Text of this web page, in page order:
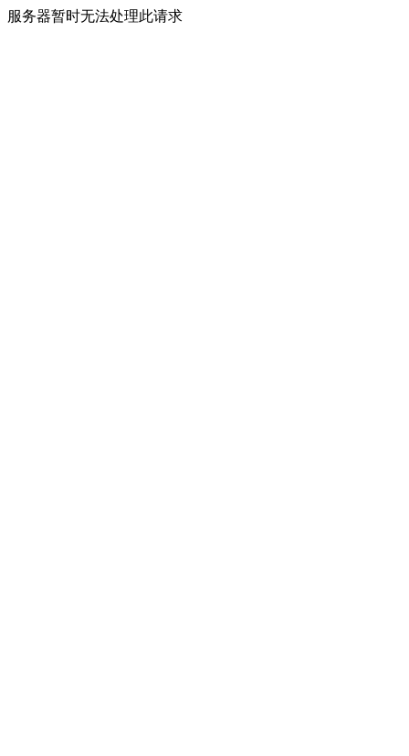
服务器暂时无法处理此请求